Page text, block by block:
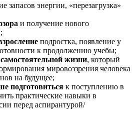
запасов энергии, «перезагрузка»
и получение нового
подростка, появление у
к продолжению учебы;
жизни, который
мировоззрения человека
на будущее;
подготовиться к поступлению в
практические навыки в
перед аспирантурой/